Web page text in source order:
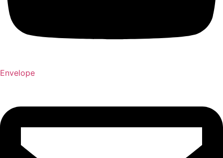
Envelope